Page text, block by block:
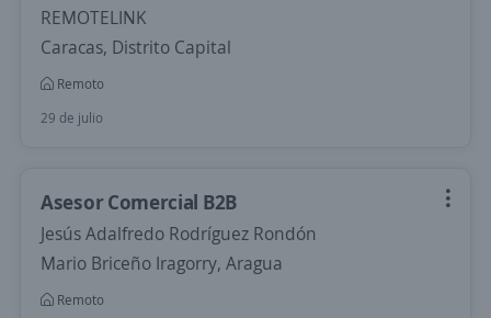
REMOTELINK
Caracas, Distrito Capital
Remoto
29 de julio
Asesor Comercial B2B
Jesús Adalfredo Rodríguez Rondón
Mario Briceño Iragorry, Aragua
Remoto